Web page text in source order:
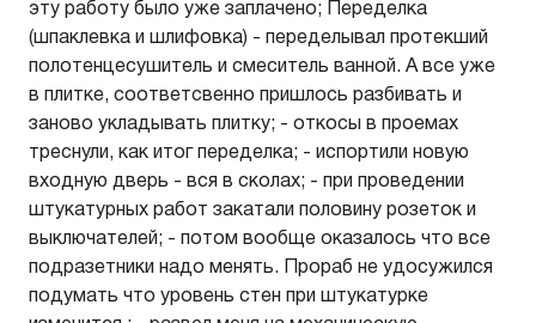
эту работу было уже заплачено; Переделка
(шпаклевка и шлифовка) - переделывал протекший
полотенцесушитель и смеситель ванной. А все уже
в плитке, соответсвенно пришлось разбивать и
заново укладывать плитку; - откосы в проемах
треснули, как итог переделка; - испортили новую
входную дверь - вся в сколах; - при проведении
штукатурных работ закатали половину розеток и
выключателей; - потом вообще оказалось что все
подразетники надо менять. Прораб не удосужился
подумать что уровень стен при штукатурке